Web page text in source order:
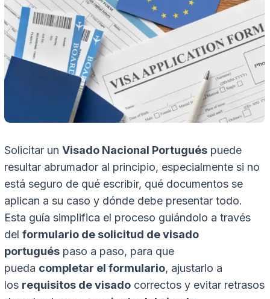
Solicitar un Visado Nacional Portugués puede
resultar abrumador al principio, especialmente si no
está seguro de qué escribir, qué documentos se
aplican a su caso y dónde debe presentar todo.
Esta guía simplifica el proceso guiándolo a través
del formulario de solicitud de visado
portugués paso a paso, para que
pueda completar el formulario, ajustarlo a
los requisitos de visado correctos y evitar retrasos